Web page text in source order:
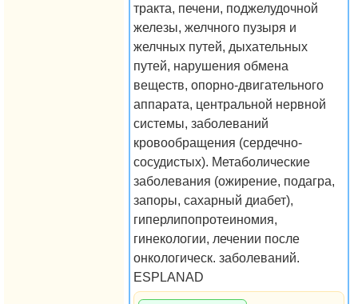
тракта, печени, поджелудочной
железы, желчного пузыря и
желчных путей, дыхательных
путей, нарушения обмена
веществ, опорно-двигательного
аппарата, центральной нервной
системы, заболеваний
кровообращения (сердечно-
сосудистых). Метаболические
заболевания (ожирение, подагра,
запоры, сахарный диабет),
гиперлипопротеиномия,
гинекологии, лечении после
онкологическ. заболеваний.
ESPLANAD